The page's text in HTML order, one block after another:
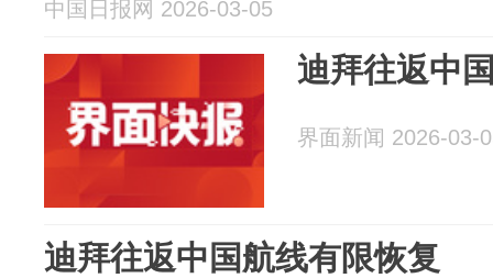
中国日报网 2026-03-05
迪拜往返中
界面新闻 2026-03-
迪拜往返中国航线有限恢复